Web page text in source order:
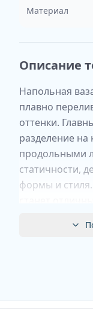
Материал
Описание
Напольная
плавно
оттенки.
разделение на
продольными
статичности,
формы и